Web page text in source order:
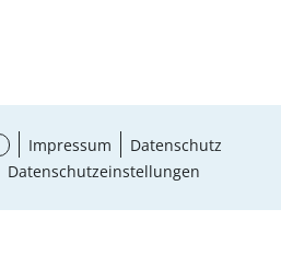
Impressum
Datenschutz
Datenschutzeinstellungen